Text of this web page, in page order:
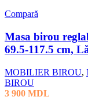
Compară
Masa birou
69.5-117.5 cm,
MOBILIER BIROU,
BIROU
3 900 MDL